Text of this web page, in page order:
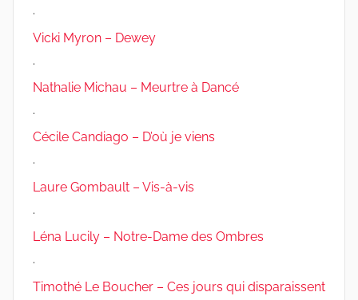
.
Vicki Myron – Dewey
.
Nathalie Michau – Meurtre à Dancé
.
Cécile Candiago – D’où je viens
.
Laure Gombault – Vis-à-vis
.
Léna Lucily – Notre-Dame des Ombres
.
Timothé Le Boucher – Ces jours qui disparaissent